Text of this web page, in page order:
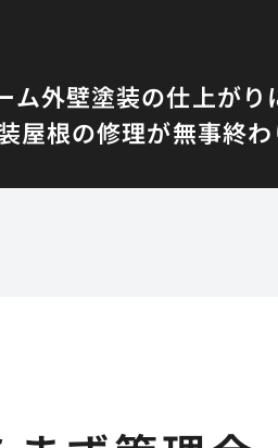
ム外壁塗装の仕上がり
屋根の修理が無事終